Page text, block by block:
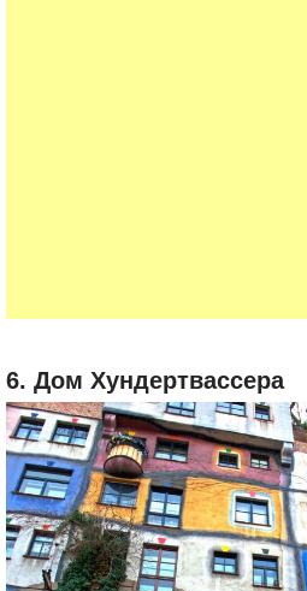
6. Дом Хундертвассера